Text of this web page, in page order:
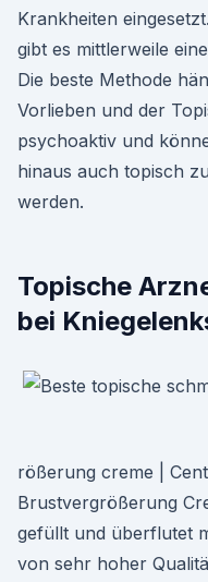
Krankheiten
gibt es mittlerweile
Die beste Methode
Vorlieben und der
psychoaktiv und
hinaus auch topisch
werden.
Topische
bei
rößerung creme |
Brustvergrößerung
gefüllt und überflutet
von sehr hoher